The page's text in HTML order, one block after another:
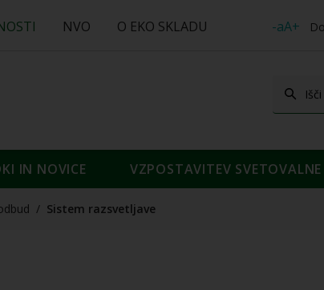
NVO O EKO SKLADU -aA+
IN NOVICE VZPOSTAVITEV SVETOVALNE
/ Sistem razsvetljave